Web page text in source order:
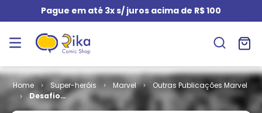
Pague em até 3x s/ juros acima de R$ 100
Super-heróis Marvel
Outras Publicações Marvel
Desafio
Infinito (Capa